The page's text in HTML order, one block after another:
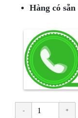
Hàng có sẵn